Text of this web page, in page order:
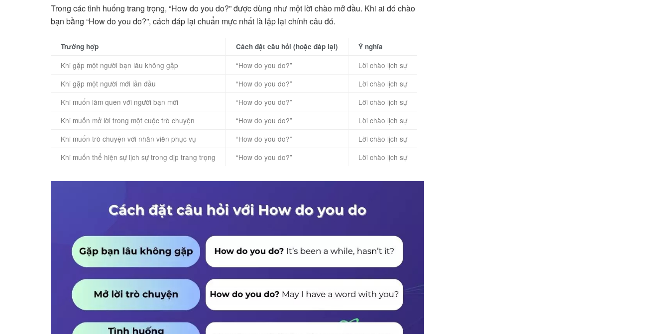
Trong các tình huống trang trọng, “How do you do?” được dùng như một lời chào mở đầu. Khi ai đó chào
bạn bằng “How do you do?”, cách đáp lại chuẩn mực nhất là lặp lại chính câu đó.
Trường hợp Cách đặt câu hỏi (hoặc đáp lại) Ý nghĩa
Khi gặp một người bạn lâu không gặp “How do you do?”
Lời chào lịch sự
Khi gặp một người mới lần đầu
“How do you do?”
Lời chào lịch sự
Khi muốn làm quen với người bạn mới
“How do you do?”
Lời chào lịch sự
Khi muốn mở lời trong một cuộc trò chuyện
“How do you do?”
Lời chào lịch sự
Khi muốn trò chuyện với nhân viên phục vụ
“How do you do?”
Lời chào lịch sự
Khi muốn thể hiện sự lịch sự trong dịp trang trọng
“How do you do?” Lời chào lịch sự